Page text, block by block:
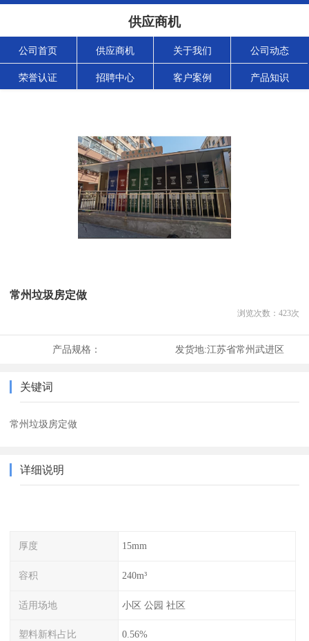
供应商机
公司首页 供应商机 关于我们 公司动态
荣誉认证 招聘中心 客户案例 产品知识
常州垃圾房定做
浏览次数： 423次
产品规格： 发货地:江苏省常州武进区
关键词
常州垃圾房定做
详细说明
厚度 15mm
容积 240m³
适用场地 小区 公园 社区
塑料新料占比 0.56%